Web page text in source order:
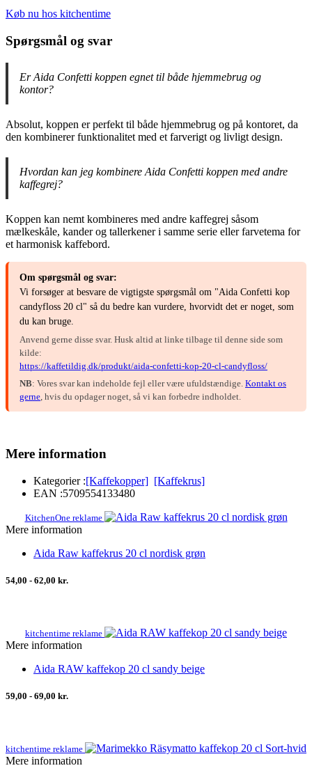
Køb nu hos kitchentime
Spørgsmål og svar
Er Aida Confetti koppen egnet til både hjemmebrug og
kontor?
Absolut, koppen er perfekt til både hjemmebrug og på kontoret, da
den kombinerer funktionalitet med et farverigt og livligt design.
Hvordan kan jeg kombinere Aida Confetti koppen med andre
kaffegrej?
Koppen kan nemt kombineres med andre kaffegrej såsom
mælkeskåle, kander og tallerkener i samme serie eller farvetema for
et harmonisk kaffebord.
Om spørgsmål og svar:
Vi forsøger at besvare de vigtigste spørgsmål om "Aida Confetti kop
candyfloss 20 cl" så du bedre kan vurdere, hvorvidt det er noget, som
du kan bruge.
Anvend gerne disse svar. Husk altid at linke tilbage til denne side som
kilde:
https://kaffetildig.dk/produkt/aida-confetti-kop-20-cl-candyfloss/
NB: Vores svar kan indeholde fejl eller være ufuldstændige. Kontakt os
gerne , hvis du opdager noget, så vi kan forbedre indholdet.
Mere information
Kategorier :[Kaffekopper] [Kaffekrus]
EAN :5709554133480
KitchenOne reklame
Mere information
Aida Raw kaffekrus 20 cl nordisk grøn
54,00 - 62,00 kr.
kitchentime reklame
Mere information
Aida RAW kaffekop 20 cl sandy beige
59,00 - 69,00 kr.
kitchentime reklame
Mere information